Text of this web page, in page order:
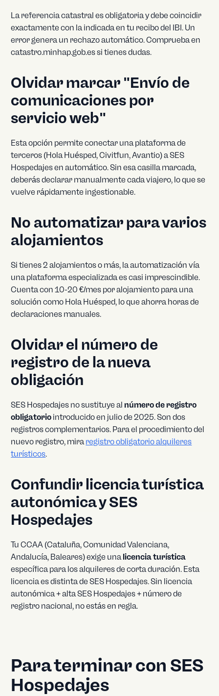
La referencia catastral es obligatoria y debe coincidir
exactamente con la indicada en tu recibo del IBI. Un
error genera un rechazo automático. Comprueba en
catastro.minhap.gob.es si tienes dudas.
Olvidar marcar "Envío de
comunicaciones por
servicio web"
Esta opción permite conectar una plataforma de
terceros (Hola Huésped, Civitfun, Avantio) a SES
Hospedajes en automático. Sin esa casilla marcada,
deberás declarar manualmente cada viajero, lo que se
vuelve rápidamente ingestionable.
No automatizar para varios
alojamientos
Si tienes 2 alojamientos o más, la automatización vía
una plataforma especializada es casi imprescindible.
Cuenta con 10-20 €/mes por alojamiento para una
solución como Hola Huésped, lo que ahorra horas de
declaraciones manuales.
Olvidar el número de
registro de la nueva
obligación
SES Hospedajes no sustituye al número de registro
obligatorio introducido en julio de 2025. Son dos
registros complementarios. Para el procedimiento del
nuevo registro, miraregistro obligatorio alquileres
turísticos.
Confundir licencia turística
autonómica y SES
Hospedajes
Tu CCAA (Cataluña, Comunidad Valenciana,
Andalucía, Baleares) exige unalicencia turística
específica para los alquileres de corta duración. Esta
licencia es distinta de SES Hospedajes. Sin licencia
autonómica + alta SES Hospedajes + número de
registro nacional, no estás en regla.
Para terminar con SES
Hospedajes